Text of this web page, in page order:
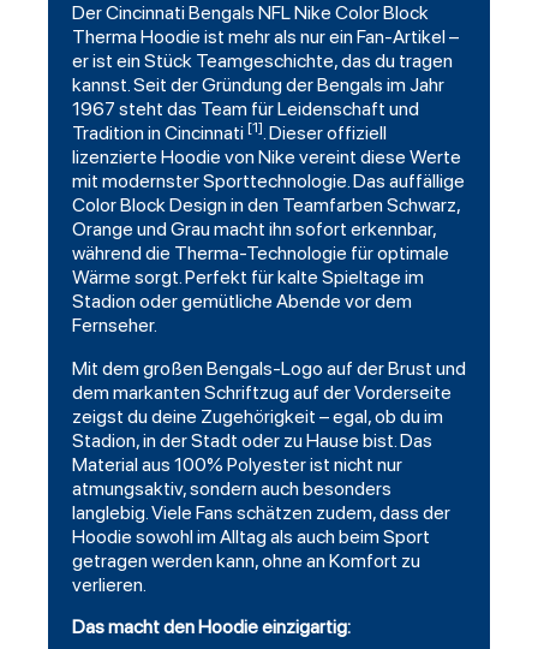
DerCincinnati Bengals NFL Nike Color Block
ThermaHoodie ist mehr als nur ein Fan-Artikel –
er ist ein Stück Teamgeschichte, das du tragen
kannst. Seit der Gründung der Bengals im Jahr
1967 steht das Team für Leidenschaft und
Tradition in Cincinnati [1]. Dieser offiziell
lizenzierte Hoodie von Nike vereint diese Werte
mit modernster Sporttechnologie. Das auffällige
Color Block Design in den TeamfarbenSchwarz,
Orange und Grau macht ihn sofort erkennbar,
während die Therma-Technologie für optimale
Wärme sorgt. Perfekt für kalte Spieltage im
Stadion oder gemütliche Abende vor dem
Fernseher.
Mit dem großen Bengals-Logo auf der Brust und
dem markanten Schriftzug auf der Vorderseite
zeigst du deine Zugehörigkeit – egal, ob du im
Stadion, in der Stadt oder zu Hause bist. Das
Material aus 100% Polyester ist nicht nur
atmungsaktiv, sondern auch besonders
langlebig. Viele Fans schätzen zudem, dass der
Hoodie sowohl im Alltag als auch beim Sport
getragen werden kann, ohne an Komfort zu
verlieren.
Das macht den Hoodie einzigartig: